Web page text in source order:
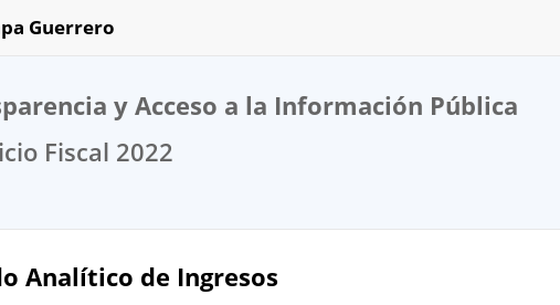
Guerrero
y Acceso a la Información Pública
Fiscal 2022
Analítico de Ingresos